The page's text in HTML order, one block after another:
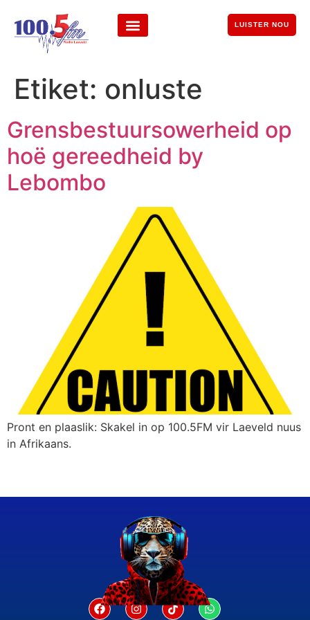
LUISTER NOU
Etiket: onluste
Grensbestuursowerheid op
hoë gereedheid by
Lebombo
Pront en plaaslik: Skakel in op 100.5FM vir Laeveld nuus
in Afrikaans.